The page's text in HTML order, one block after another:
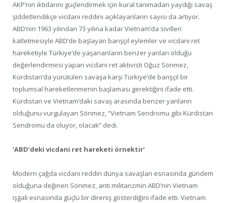
AKP’nin iktidarını güçlendirmek için kural tanımadan yaydığı savaş
şiddetlendikçe vicdani reddini açıklayanların sayısı da artıyor.
ABD’nin 1963 yılından 73 yılına kadar Vietnam’da sivilleri
katletmesiyle ABD’de başlayan barışçıl eylemler ve vicdani ret
hareketiyle Türkiye’de yaşananların benzer yanları olduğu
değerlendirmesi yapan vicdani ret aktivisti Oğuz Sönmez,
Kürdistan’da yürütülen savaşa karşı Türkiye’de barışçıl bir
toplumsal hareketlenmenin başlaması gerektiğini ifade etti.
Kürdistan ve Vietnam’daki savaş arasında benzer yanların
olduğunu vurgulayan Sönmez, “Vietnam Sendromu gibi Kürdistan
Sendromu da oluyor, olacak” dedi.
‘ABD’deki vicdani ret hareketi örnektir’
Modern çağda vicdani reddin dünya savaşları esnasında gündem
olduğuna değinen Sönmez, anti militarizmin ABD’nin Vietnam
işgali esnasında güçlü bir direniş gösterdiğini ifade etti. Vietnam